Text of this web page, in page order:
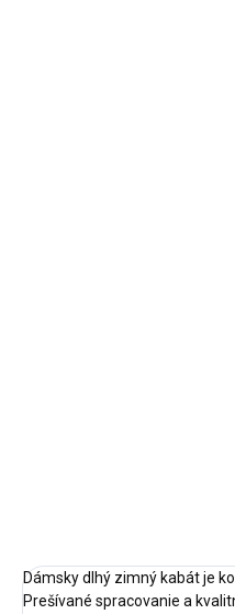
Dámsky dlhý zimný kabát je
Prešívané spracovanie a